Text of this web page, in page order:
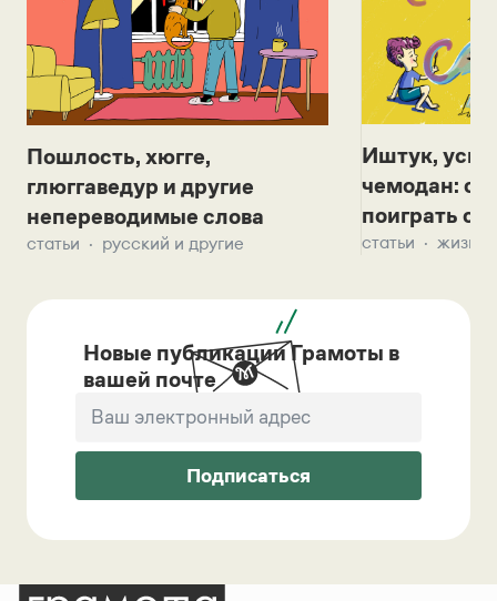
Пошлость, хюгге,
глюггаведур и другие
непереводимые слова
статьи русский и другие
Иштук,
чемодан:
поиграть с
статьи жизнь
Новые публикации Грамоты в
вашей почте
Подписаться